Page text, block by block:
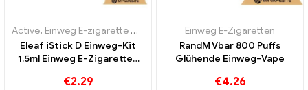
Active, Einweg E-zigarette mit Nikotin
Einweg E-Zigaretten
Eleaf iStick D Einweg-Kit
1.5ml Einweg E-Zigaretten
€2.29
Einweg E-Zigaretten
RandM Vbar 800 Puffs
Glühende Einweg-Vape
€4.26